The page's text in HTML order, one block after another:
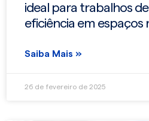
ideal para trabalhos
eficiência em espaços
Saiba Mais »
26 de fevereiro de 2025